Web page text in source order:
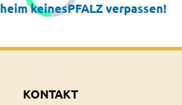
keinesPFALZ verpassen!
KONTAKT